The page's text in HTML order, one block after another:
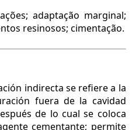
adaptação marginal;
resinosos; cimentação.
indirecta se refiere a la
fuera de la cavidad
de lo cual se coloca
cementante; permite